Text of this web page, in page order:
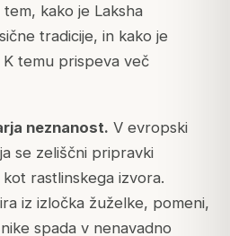
kako je Laksha
tradicije, in kako je
K temu prispeva več
neznanost. V evropski
se zeliščni pripravki
rastlinskega izvora.
iz izločka žuželke, pomeni,
spada v nenavadno